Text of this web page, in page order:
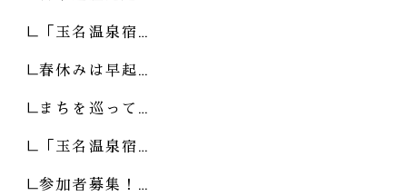
「玉名温泉宿…
春休みは早起…
まちを巡って…
「玉名温泉宿…
参加者募集！…